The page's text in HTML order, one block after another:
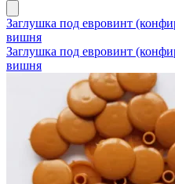
Заглушка под евровинт
вишня
Заглушка под евровинт
вишня